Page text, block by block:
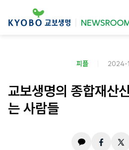
피플 2024-
교보생명의 종합재산
는 사람들